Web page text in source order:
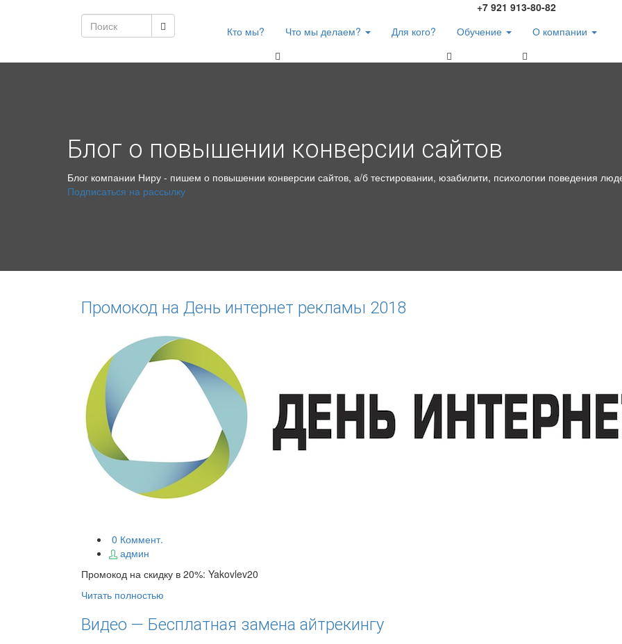
+7 921 913-80-82
Кто мы?
Что мы делаем? Для кого? Обучение О компании
Блог о повышении конверсии сайтов
Блог компании Ниру - пишем о повышении конверсии сайтов, а/б тестировании, юзабилити, психологии поведения
Подписаться на рассылку
Промокод на День интернет рекламы 2018
0 Коммент.
админ
Промокод на скидку в 20%: Yakovlev20
Читать полностью
Видео — Бесплатная замена айтрекингу